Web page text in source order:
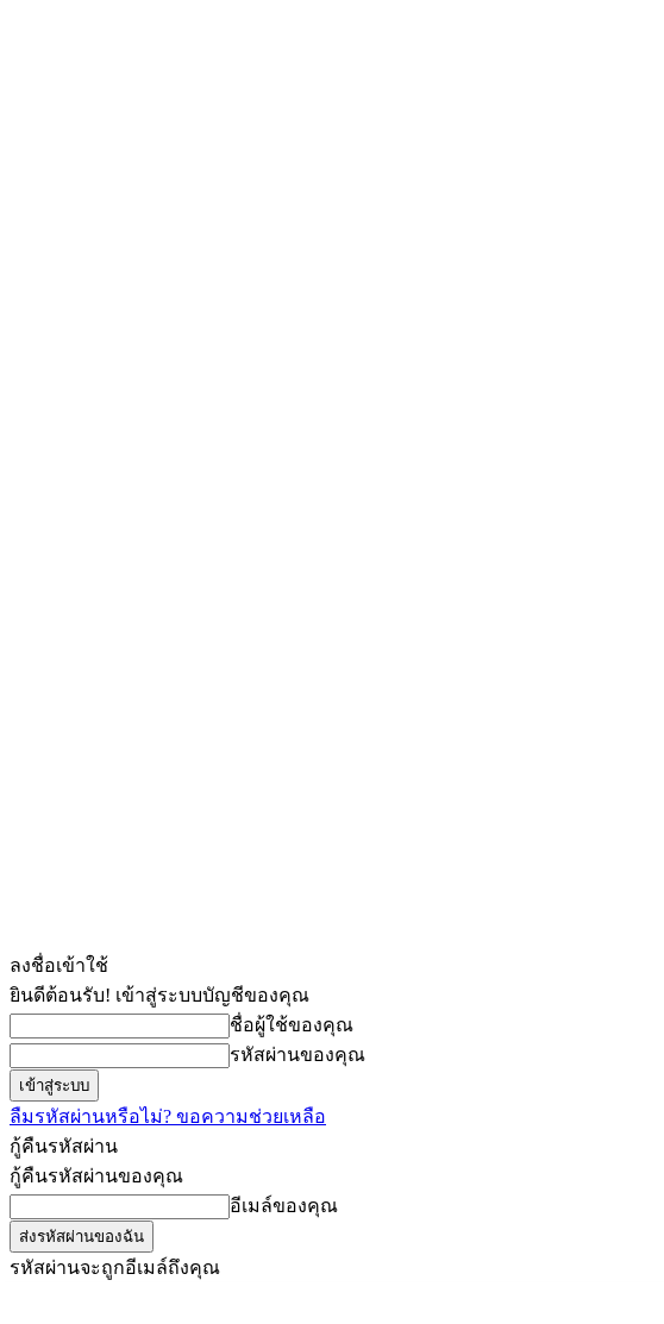
ลงชื่อเข้าใช้
ยินดีต้อนรับ! เข้าสู่ระบบบัญชีของคุณ
ชื่อผู้ใช้ของคุณ
รหัสผ่านของคุณ
ลืมรหัสผ่านหรือไม่? ขอความช่วยเหลือ
กู้คืนรหัสผ่าน
กู้คืนรหัสผ่านของคุณ
อีเมล์ของคุณ
รหัสผ่านจะถูกอีเมล์ถึงคุณ